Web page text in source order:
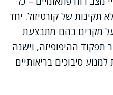
תקינות של קורטיזול. יחד
על מקרים בהם מתבצעת
תפקוד ההיפופיזה, וישנה
סיבוכים בריאותיים